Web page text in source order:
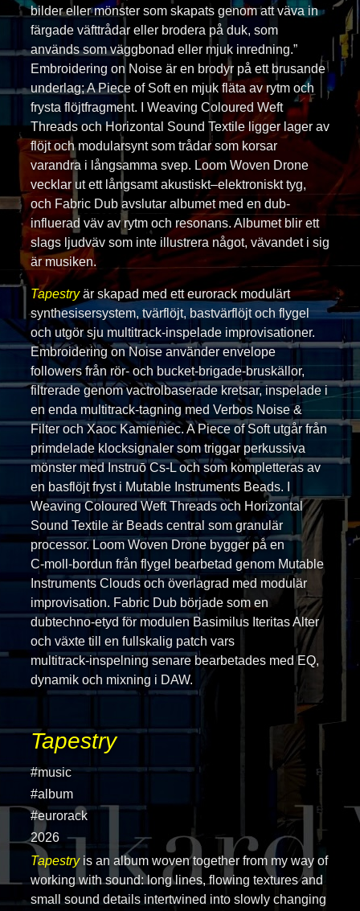
bilder eller mönster som skapats genom att väva in
färgade väfttrådar eller brodera på duk, som
används som väggbonad eller mjuk inredning.”
Embroidering on Noise är en brodyr på ett brusande
underlag; A Piece of Soft en mjuk fläta av rytm och
frysta flöjtfragment. I Weaving Coloured Weft
Threads och Horizontal Sound Textile ligger lager av
flöjt och modularsynt som trådar som korsar
varandra i långsamma svep. Loom Woven Drone
vecklar ut ett långsamt akustiskt–elektroniskt tyg,
och Fabric Dub avslutar albumet med en dub-
influerad väv av rytm och resonans. Albumet blir ett
slags ljudväv som inte illustrera något, vävandet i sig
är musiken.
Tapestryär skapad med ett eurorack modulärt
synthesisersystem, tvärflöjt, bastvärflöjt och flygel
och utgör sju multitrack-inspelade improvisationer.
Embroidering on Noise använder envelope
followers från rör- och bucket‑brigade-bruskällor,
filtrerade genom vactrolbaserade kretsar, inspelade i
en enda multitrack‑tagning med Verbos Noise &
Filter och Xaoc Kamieniec. A Piece of Soft utgår från
primdelade klocksignaler som triggar perkussiva
mönster med Instruō Cs‑L och som kompletteras av
en basflöjt fryst i Mutable Instruments Beads. I
Weaving Coloured Weft Threads och Horizontal
Sound Textile är Beads central som granulär
processor. Loom Woven Drone bygger på en
C‑moll‑bordun från flygel bearbetad genom Mutable
Instruments Clouds och överlagrad med modulär
improvisation. Fabric Dub började som en
dubtechno‑etyd för modulen Basimilus Iteritas Alter
och växte till en fullskalig patch vars
multitrack‑inspelning senare bearbetades med EQ,
dynamik och mixning i DAW.
Tapestry
#music
#album
#eurorack
2026
Tapestryis an album woven together from my way of
working with sound: long lines, flowing textures and
small sound details intertwined into slowly changing